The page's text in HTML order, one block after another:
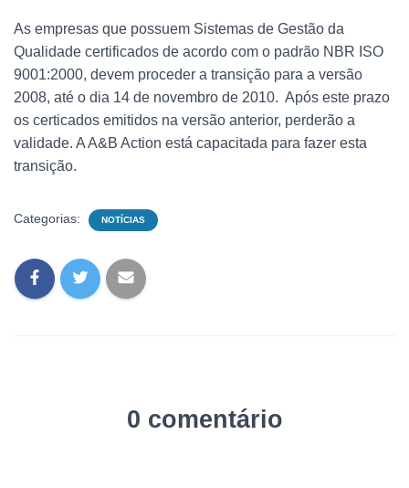
As empresas que possuem Sistemas de Gestão da
Qualidade certificados de acordo com o padrão NBR ISO
9001:2000, devem proceder a transição para a versão
2008, até o dia 14 de novembro de 2010. Após este prazo
os certicados emitidos na versão anterior, perderão a
validade. A A&B Action está capacitada para fazer esta
transição.
Categorias: NOTÍCIAS
0 comentário